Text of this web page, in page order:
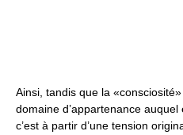
Ainsi, tandis que la
domaine d’appartenance auquel
c’est à partir d’une tension